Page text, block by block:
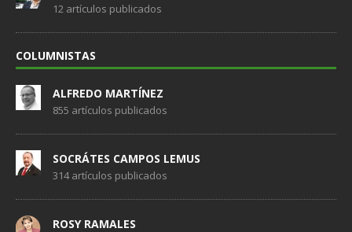
12 artículos publicados
COLUMNISTAS
ALFREDO MARTÍNEZ
855 artículos publicados
SOCRÁTES CAMPOS LEMUS
314 artículos publicados
ROSY RAMALES